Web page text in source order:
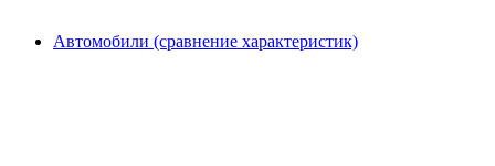
Автомобили (сравнение характеристик)